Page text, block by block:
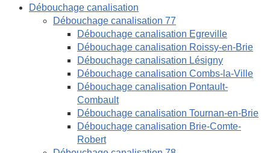
Débouchage canalisation
Débouchage canalisation 77
Débouchage canalisation Egreville
Débouchage canalisation Roissy-en-Brie
Débouchage canalisation Lésigny
Débouchage canalisation Combs-la-Ville
Débouchage canalisation Pontault-
Combault
Débouchage canalisation Tournan-en-Brie
Débouchage canalisation Brie-Comte-
Robert